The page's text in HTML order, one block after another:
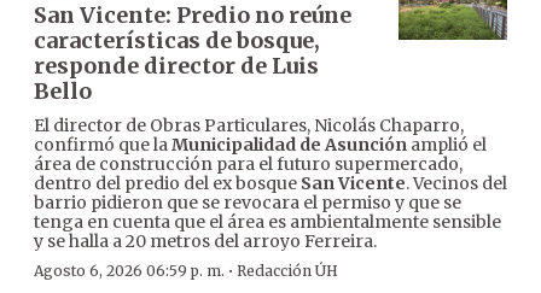
San Vicente: Predio no reúne
características de bosque,
responde director de Luis
Bello
El director de Obras Particulares, Nicolás Chaparro,
confirmó que laMunicipalidad de Asunción amplió el
área de construcción para el futuro supermercado,
dentro del predio del ex bosque San Vicente. Vecinos del
barrio pidieron que se revocara el permiso y que se
tenga en cuenta que el área es ambientalmente sensible
y se halla a 20 metros del arroyo Ferreira.
Agosto 6, 2026 06:59 p. m. · Redacción ÚH